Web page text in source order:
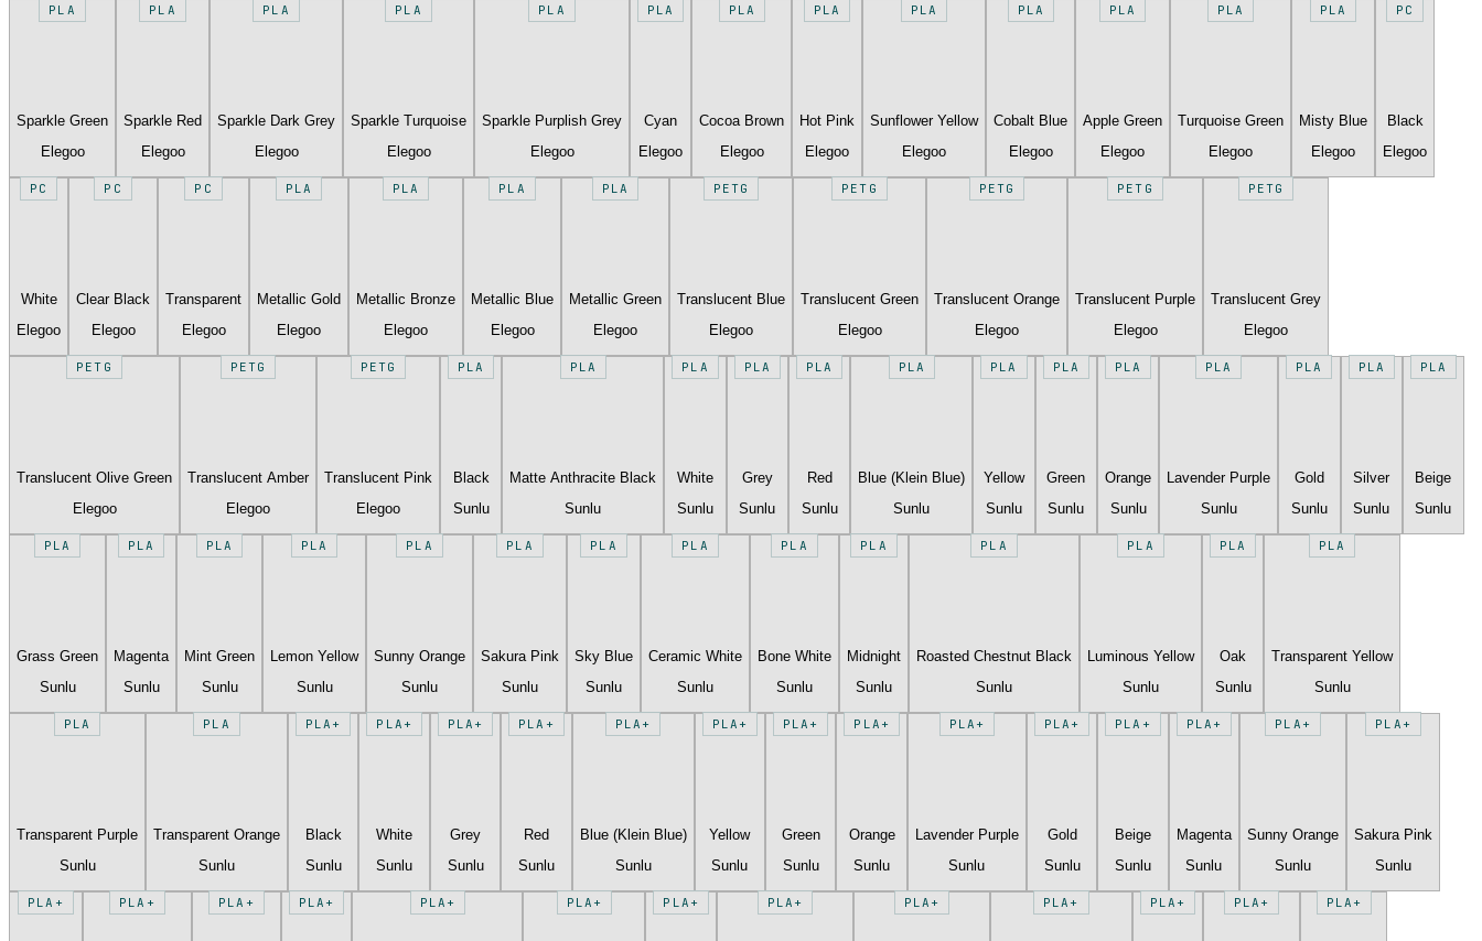
PLA
Sparkle Green
Elegoo
PLA
Sparkle Red
Elegoo
PLA
Sparkle Dark Grey
Elegoo
PLA
Sparkle Turquoise
Elegoo
PLA
Sparkle Purplish Grey
Elegoo
PLA
Cyan
Elegoo
PLA
Cocoa Brown
Elegoo
PLA
Hot Pink
Elegoo
PLA
Sunflower Yellow
Elegoo
PLA
Cobalt Blue
Elegoo
PLA
Apple Green
Elegoo
PLA
Turquoise Green
Elegoo
PLA
Misty Blue
Elegoo
PC
Black
Elegoo
PC
White
Elegoo
PC
Clear Black
Elegoo
PC
Transparent
Elegoo
PLA
Metallic Gold
Elegoo
PLA
Metallic Bronze
Elegoo
PLA
Metallic Blue
Elegoo
PLA
Metallic Green
Elegoo
PETG
Translucent Blue
Elegoo
PETG
Translucent Green
Elegoo
PETG
Translucent Orange
Elegoo
PETG
Translucent Purple
Elegoo
PETG
Translucent Grey
Elegoo
PETG
Translucent Olive Green
Elegoo
PETG
Translucent Amber
Elegoo
PETG
Translucent Pink
Elegoo
PLA
Black
Sunlu
PLA
Matte Anthracite Black
Sunlu
PLA
White
Sunlu
PLA
Grey
Sunlu
PLA
Red
Sunlu
PLA
Blue (Klein Blue)
Sunlu
PLA
Yellow
Sunlu
PLA
Green
Sunlu
PLA
Orange
Sunlu
PLA
Lavender Purple
Sunlu
PLA
Gold
Sunlu
PLA
Silver
Sunlu
PLA
Beige
Sunlu
PLA
Grass Green
Sunlu
PLA
Magenta
Sunlu
PLA
Mint Green
Sunlu
PLA
Lemon Yellow
Sunlu
PLA
Sunny Orange
Sunlu
PLA
Sakura Pink
Sunlu
PLA
Sky Blue
Sunlu
PLA
Ceramic White
Sunlu
PLA
Bone White
Sunlu
PLA
Midnight
Sunlu
PLA
Roasted Chestnut Black
Sunlu
PLA
Luminous Yellow
Sunlu
PLA
Oak
Sunlu
PLA
Transparent Yellow
Sunlu
PLA
Transparent Purple
Sunlu
PLA
Transparent Orange
Sunlu
PLA+
Black
Sunlu
PLA+
White
Sunlu
PLA+
Grey
Sunlu
PLA+
Red
Sunlu
PLA+
Blue (Klein Blue)
Sunlu
PLA+
Yellow
Sunlu
PLA+
Green
Sunlu
PLA+
Orange
Sunlu
PLA+
Lavender Purple
Sunlu
PLA+
Gold
Sunlu
PLA+
Beige
Sunlu
PLA+
Magenta
Sunlu
PLA+
Sunny Orange
Sunlu
PLA+
Sakura Pink
Sunlu
PLA+ PLA+ PLA+ PLA+ PLA+ PLA+ PLA+ PLA+ PLA+ PLA+ PLA+ PLA+ PLA+